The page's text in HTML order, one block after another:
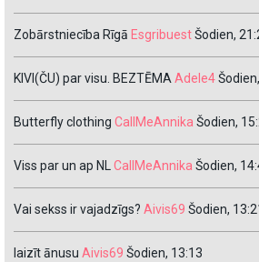
Zobārstniecība Rīgā EsgribuestŠodien,
KIVI(ČU) par visu. BEZTĒMAAdele4
Butterfly clothing CallMeAnnika Šodien,
Viss par un ap NLCallMeAnnika Šodien,
Vai sekss ir vajadzīgs? Aivis69 Šodien,
laizīt ānusu Aivis69 Šodien, 13:13